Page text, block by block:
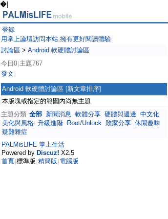
�|
登錄
用掌上論壇訪問本站,擁有更好閱讀體驗
討論區 > Android 軟硬體討論區
今日0 主題767
發文
Android 軟硬體討論區 [新文章排序]
本版塊或指定的範圍內尚無主題
主題分類 全部 新聞消息 軟體分享 硬體與週邊 中文化
美化與風格 升級進階 Root/Unlock 敗家分享 休閒趣味
疑難雜症
PALMisLIFE 掌上生活
Powered by Discuz! X2.5
首頁 標準版 精簡版 電腦版